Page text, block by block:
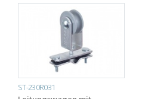
ST-230R031